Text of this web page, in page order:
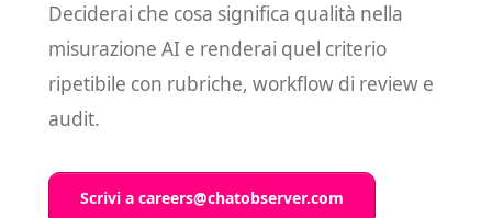
Deciderai che cosa significa qualità nella
misurazione AI e renderai quel criterio
ripetibile con rubriche, workflow di review e
audit.
Scrivi a careers@chatobserver.com